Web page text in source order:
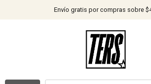
Envío gratis por compras sobre